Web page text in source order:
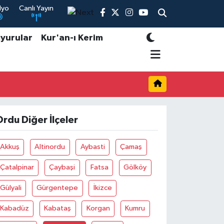
Canlı Yayın
Kur'an-ı Kerim
Diğer İlçeler
Akkuş Altinordu Aybasti Çamaş
Çatalpinar Çaybaşi Fatsa Gölköy
Gülyali Gürgentepe İkizce
Kabadüz Kabataş Korgan Kumru